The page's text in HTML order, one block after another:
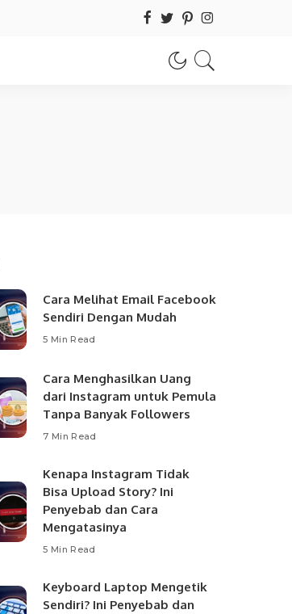
Cara Melihat Email Facebook
Sendiri Dengan Mudah
5 Min Read
Cara Menghasilkan Uang
dari Instagram untuk Pemula
Tanpa Banyak Followers
7 Min Read
Kenapa Instagram Tidak
Bisa Upload Story? Ini
Penyebab dan Cara
Mengatasinya
5 Min Read
Keyboard Laptop Mengetik
Sendiri? Ini Penyebab dan